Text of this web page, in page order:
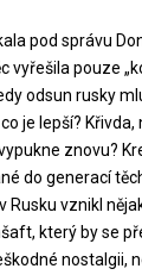
pod správu
vyřešila pouze
odsun rusky
je lepší? Křivda,
znovu?
do generací
Rusku vznikl
který by se
nostalgii,